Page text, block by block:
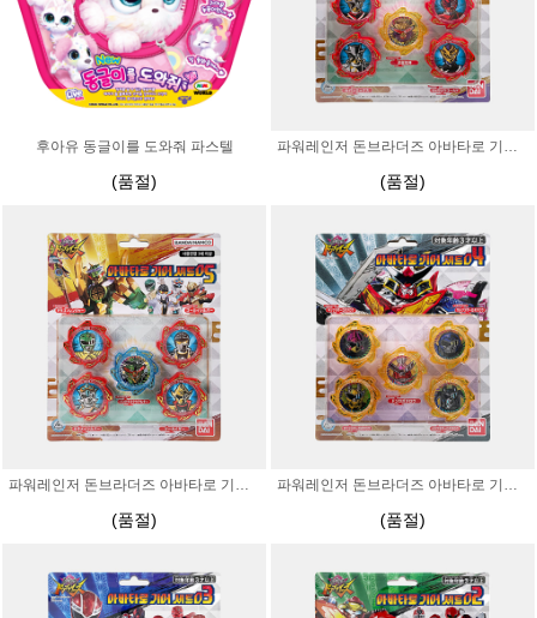
후아유 동글이를 도와줘 파스텔
(품절)
파워레인저 돈브라더즈 아바타로 기어 세트6
(품절)
파워레인저 돈브라더즈 아바타로 기어 세트5
(품절)
파워레인저 돈브라더즈 아바타로 기어 세트4
(품절)